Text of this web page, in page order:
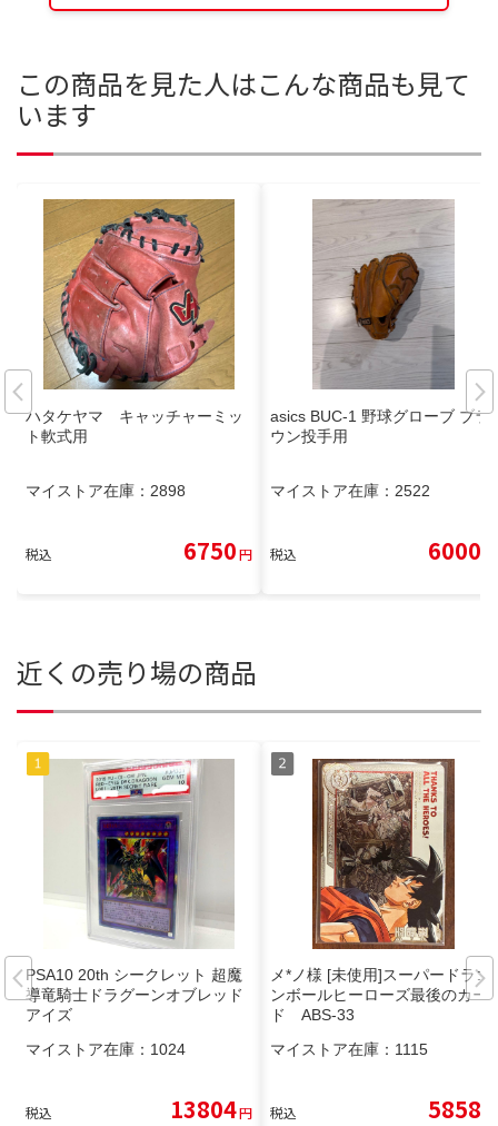
この商品を見た人はこんな商品も見て
います
ハタケヤマ キャッチャーミッ
ト軟式用
マイストア在庫： 2898
税込 6750円
asics BUC-1 野球グローブ ブラ
ウン投手用
マイストア在庫： 2522
税込 6000
近くの売り場の商品
PSA10 20th シークレット 超魔
導竜騎士ドラグーンオブレッド
アイズ
マイストア在庫： 1024
税込 13804円
メ*ノ様 [未使用]スーパードラゴ
ンボールヒーローズ最後のカー
ド ABS-33
マイストア在庫： 1115
税込 5858